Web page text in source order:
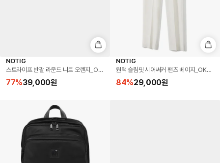
NOTIG
스트라이프 반팔 라운드 니트 오렌지_OKS3SWTS105O1
77%39,000원
NOTIG
원턱 슬림핏 시어써커 팬츠 베이지
84%29,000원